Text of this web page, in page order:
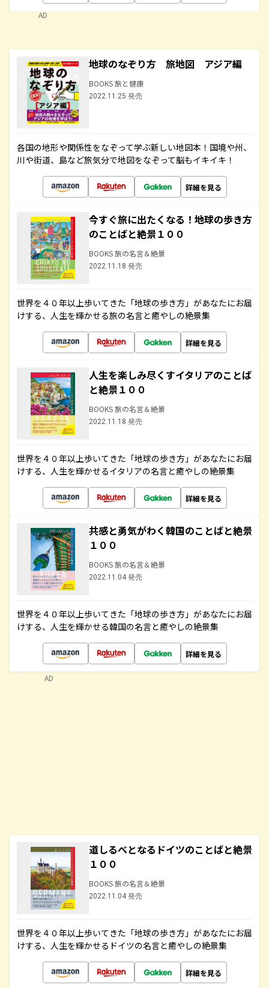
AD
地球のなぞり方 旅地図 アジア編
BOOKS 旅と健康
2022.11.25 発売
各国の地形や関係性をなぞって学ぶ新しい地図本！国境や州、
川や街道、島など旅気分で地図をなぞって脳もイキイキ！
詳細を見る
今すぐ旅に出たくなる！地球の歩き方
のことばと絶景１００
BOOKS 旅の名言＆絶景
2022.11.18 発売
世界を４０年以上歩いてきた「地球の歩き方」があなたにお届
けする、人生を輝かせる旅の名言と癒やしの絶景集
詳細を見る
人生を楽しみ尽くすイタリアのことば
と絶景１００
BOOKS 旅の名言＆絶景
2022.11.18 発売
世界を４０年以上歩いてきた「地球の歩き方」があなたにお届
けする、人生を輝かせるイタリアの名言と癒やしの絶景集
詳細を見る
共感と勇気がわく韓国のことばと絶景
１００
BOOKS 旅の名言＆絶景
2022.11.04 発売
世界を４０年以上歩いてきた「地球の歩き方」があなたにお届
けする、人生を輝かせる韓国の名言と癒やしの絶景集
詳細を見る
道しるべとなるドイツのことばと絶景
１００
BOOKS 旅の名言＆絶景
2022.11.04 発売
世界を４０年以上歩いてきた「地球の歩き方」があなたにお届
けする、人生を輝かせるドイツの名言と癒やしの絶景集
詳細を見る
AD